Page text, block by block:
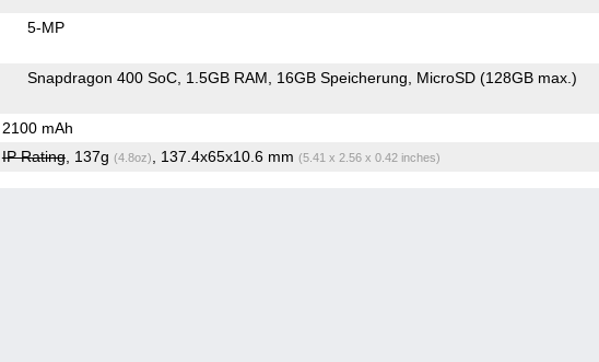
5-MP
Snapdragon 400 SoC 1.5GB RAM 16GB Speicherung MicroSD (128GB max.)
2100 mAh
IP Rating, 137g (4.8oz) , 137.4x65x10.6 mm (5.41 x 2.56 x 0.42 inches)